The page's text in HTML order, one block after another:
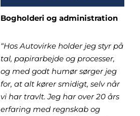
Bogholderi og administration
“Hos Autovirke holder jeg styr på
tal, papirarbejde og processer,
og med godt humør sørger jeg
for, at alt kører smidigt, selv når
vi har travlt. Jeg har over 20 års
erfaring med regnskab og